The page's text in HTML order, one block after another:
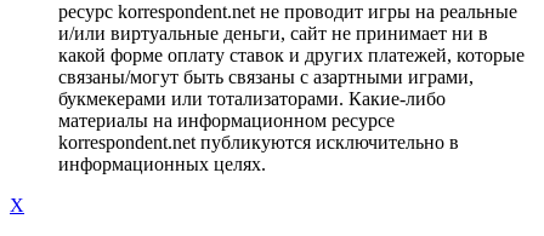
ресурс korrespondent.net не проводит игры на реальные
и/или виртуальные деньги, сайт не принимает ни в
какой форме оплату ставок и других платежей, которые
связаны/могут быть связаны с азартными играми,
букмекерами или тотализаторами. Какие-либо
материалы на информационном ресурсе
korrespondent.net публикуются исключительно в
информационных целях.
X